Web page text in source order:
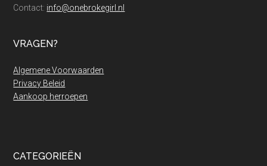
Contact: info@onebrokegirl.nl
VRAGEN?
Algemene Voorwaarden
Privacy Beleid
Aankoop herroepen
CATEGORIEËN